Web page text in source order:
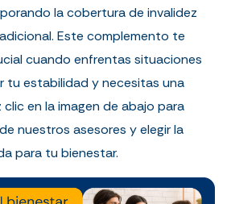
la cobertura de invalidez
Este complemento te
cuando enfrentas situaciones
tu estabilidad y necesitas una
en la imagen de abajo para
nuestros asesores y elegir la
para tu bienestar.